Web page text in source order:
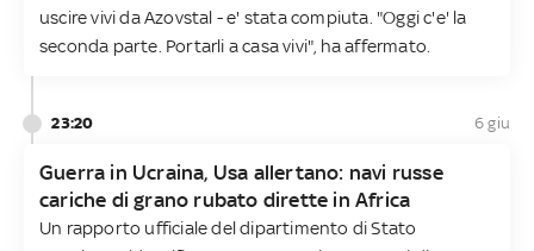
uscire vivi da Azovstal - e' stata compiuta. "Oggi c'e' la
seconda parte. Portarli a casa vivi", ha affermato.
23:20 6 giu
Guerra in Ucraina, Usa allertano: navi russe
cariche di grano rubato dirette in Africa
Un rapporto ufficiale del dipartimento di Stato